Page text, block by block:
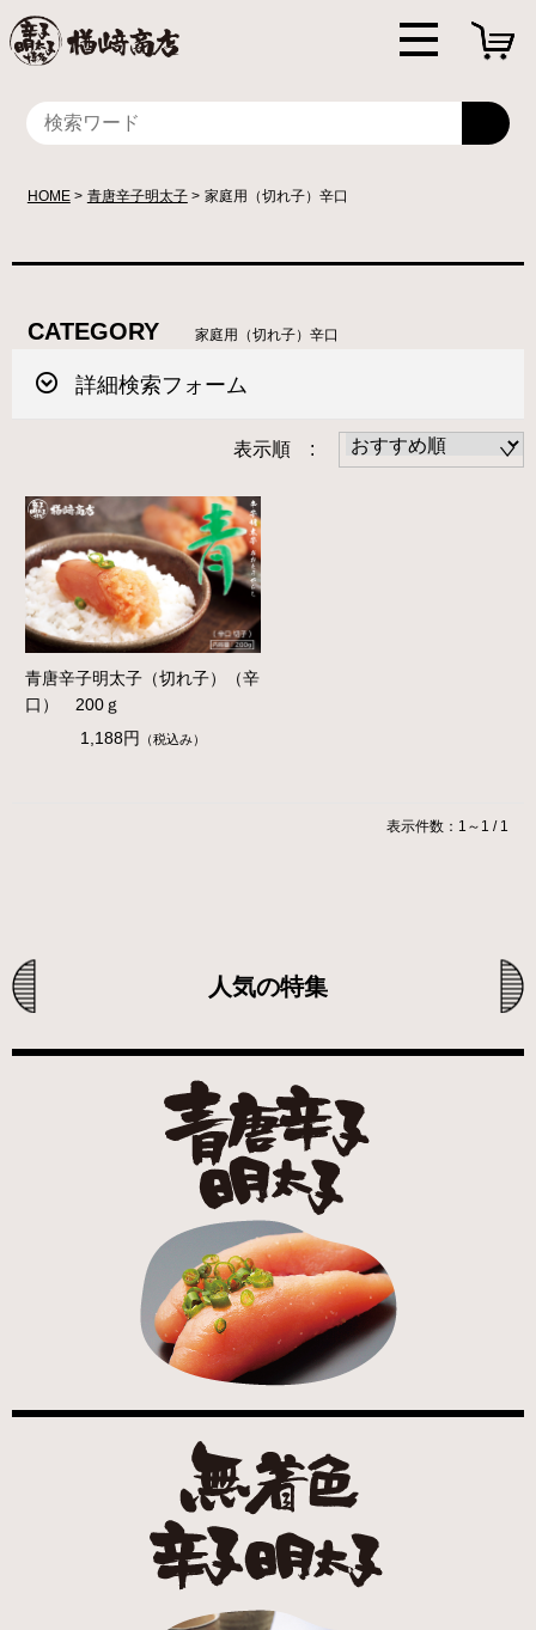
HOME 青唐辛子明太子 家庭用（切れ子）辛口
CATEGORY 家庭用（切れ子）辛口
詳細検索フォーム
表示順 :
青唐辛子明太子（切れ子）（辛
口） 200ｇ
1,188円
（税込み）
表示件数：1～1 / 1
人気の特集